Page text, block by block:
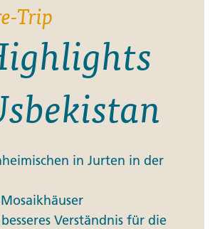
Trip
in Jurten in der
Verständnis für die